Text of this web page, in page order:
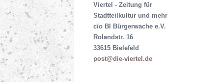
Viertel - Zeitung für
Stadtteilkultur und mehr
c/o BI Bürgerwache e.V.
Rolandstr. 16
33615 Bielefeld
post@die-viertel.de